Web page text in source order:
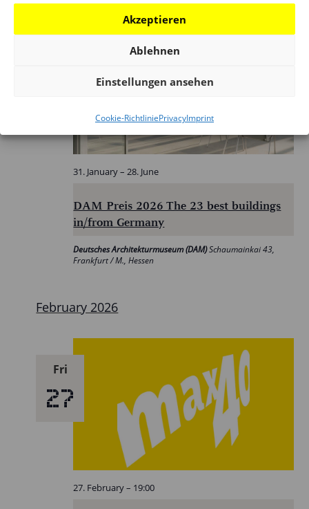
Akzeptieren
Ablehnen
Einstellungen ansehen
Cookie-RichtliniePrivacyImprint
DAM Preis 2026 The 23 best buildings
in/from Germany
31. January–28. June
Deutsches Architekturmuseum (DAM)Schaumainkai 43,
Frankfurt / M., Hessen
February 2026
Fri
27
27. February – 19:00